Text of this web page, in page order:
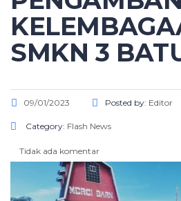
SMKN 3
09/01/2023 Posted by: Editor
Category: Flash News
Tidak ada komentar